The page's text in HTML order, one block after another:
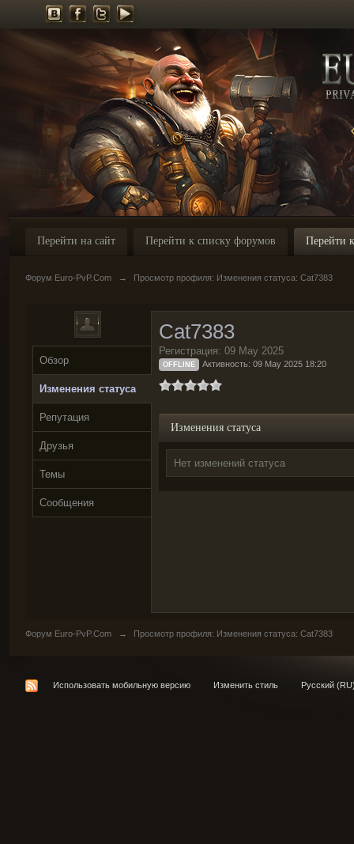
Перейти на сайт Перейти к списку форумов Перейти
Форум Euro-PvP.Com → Просмотр профиля: Изменения статуса: Cat7383
Обзор
Изменения статуса
Репутация
Друзья
Темы
Сообщения
Cat7383
Регистрация: 09 May 2025
OFFLINE Активность: 09 May 2025 18:20
Изменения статуса
Нет изменений статуса
Форум Euro-PvP.Com → Просмотр профиля: Изменения статуса: Cat7383
Использовать мобильную версию Изменить стиль Русский